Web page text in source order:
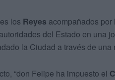
los Reyes acompañados
del Estado en una
la Ciudad a través de una
“don Felipe ha impuesto el